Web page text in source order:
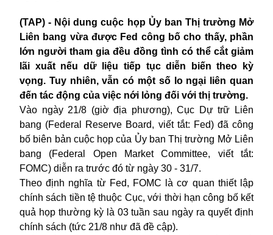
(TAP) - Nội dung cuộc họp Ủy ban Thị trường Mở
Liên bang vừa được Fed công bố cho thấy, phần
lớn người tham gia đều đồng tình có thể cắt giảm
lãi xuất nếu dữ liệu tiếp tục diễn biến theo kỳ
vọng. Tuy nhiên, vẫn có một số lo ngại liên quan
đến tác động của việc nới lỏng đối với thị trường.
Vào ngày 21/8 (giờ địa phương), Cục Dự trữ Liên
bang (Federal Reserve Board, viết tắt: Fed) đã công
bố biên bản cuộc họp của Ủy ban Thị trường Mở Liên
bang (Federal Open Market Committee, viết tắt:
FOMC) diễn ra trước đó từ ngày 30 - 31/7.
Theo định nghĩa từ Fed, FOMC là cơ quan thiết lập
chính sách tiền tệ thuộc Cục, với thời hạn công bố kết
quả họp thường kỳ là 03 tuần sau ngày ra quyết định
chính sách (tức 21/8 như đã đề cập).